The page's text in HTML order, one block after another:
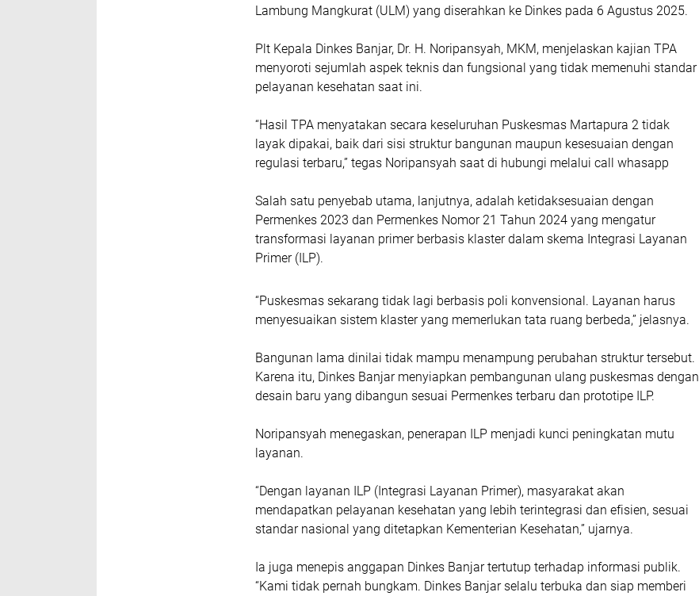
Lambung Mangkurat (ULM) yang diserahkan ke Dinkes pada 6 Agustus 2025.
Plt Kepala Dinkes Banjar, Dr. H. Noripansyah, MKM, menjelaskan kajian TPA
menyoroti sejumlah aspek teknis dan fungsional yang tidak memenuhi standar
pelayanan kesehatan saat ini.
“Hasil TPA menyatakan secara keseluruhan Puskesmas Martapura 2 tidak
layak dipakai, baik dari sisi struktur bangunan maupun kesesuaian dengan
regulasi terbaru,” tegas Noripansyah saat di hubungi melalui call whasapp
Salah satu penyebab utama, lanjutnya, adalah ketidaksesuaian dengan
Permenkes 2023 dan Permenkes Nomor 21 Tahun 2024 yang mengatur
transformasi layanan primer berbasis klaster dalam skema Integrasi Layanan
Primer (ILP).
“Puskesmas sekarang tidak lagi berbasis poli konvensional. Layanan harus
menyesuaikan sistem klaster yang memerlukan tata ruang berbeda,” jelasnya.
Bangunan lama dinilai tidak mampu menampung perubahan struktur tersebut.
Karena itu, Dinkes Banjar menyiapkan pembangunan ulang puskesmas dengan
desain baru yang dibangun sesuai Permenkes terbaru dan prototipe ILP.
Noripansyah menegaskan, penerapan ILP menjadi kunci peningkatan mutu
layanan.
“Dengan layanan ILP (Integrasi Layanan Primer), masyarakat akan
mendapatkan pelayanan kesehatan yang lebih terintegrasi dan efisien, sesuai
standar nasional yang ditetapkan Kementerian Kesehatan,” ujarnya.
Ia juga menepis anggapan Dinkes Banjar tertutup terhadap informasi publik.
“Kami tidak pernah bungkam. Dinkes Banjar selalu terbuka dan siap memberi